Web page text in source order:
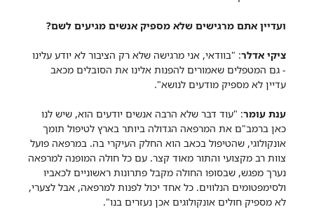
ועדיין אתם מרגישים שלא מספיק אנשים מגיעים לשם?
ציקי אדלר: "בוודאי, אני מרגישה שלא רק הציבור לא יודע עלינו
- גם המטפלים שאמורים להפנות אלינו את הסובלים מכאב
עדיין לא מספיק מודעים לנושא".
ענת עומר: "עוד דבר שלא הרבה אנשים יודעים הוא, שיש לנו
כאן ברמב"ם את המרפאה הגדולה ביותר בארץ לטיפול תומך
אונקולוגי, שהטיפול בכאב הוא החלק העיקרי בה. במרפאה פועל
צוות רב מקצועי והתור מאוד קצר. עם כל חולה המופנה למרפאה
נערך מפגש, שבסופו החולה מקבל פתרונות ראשוניים לכאביו
ולסימפטומים הנלווים. כל אחד יכול לפנות למרפאה, אבל לצערי,
לא מספיק חולים אונקולוגים אכן נעזרים בנו".